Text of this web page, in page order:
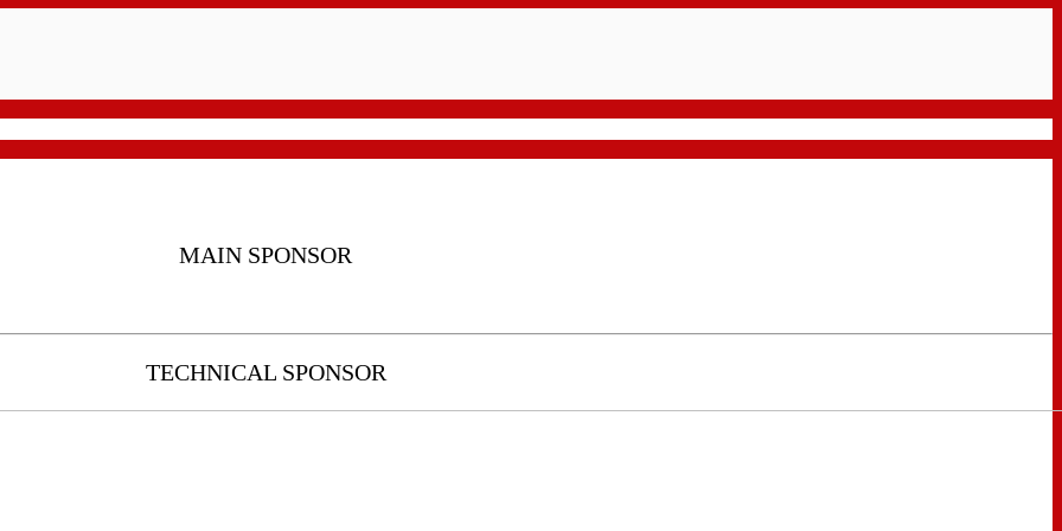
MAIN SPONSOR
TECHNICAL SPONSOR